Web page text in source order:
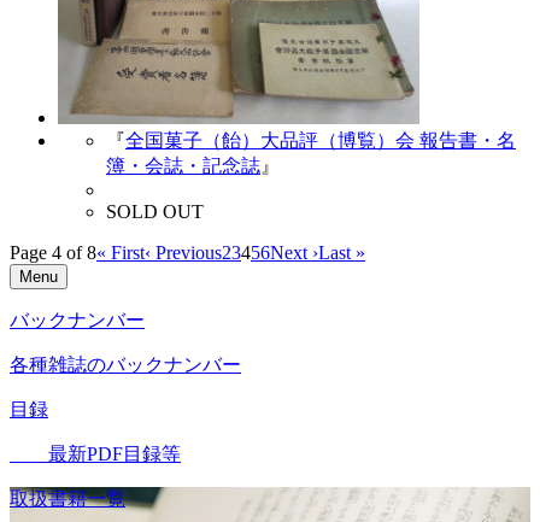
『全国菓子（飴）大品評（博覧）会 報告書・名
簿・会誌・記念誌 』
SOLD OUT
Page 4 of 8« First‹ Previous23456Next ›Last »
Menu
バックナンバー
各種雑誌のバックナンバー
目録
最新PDF目録等
取扱書籍一覧